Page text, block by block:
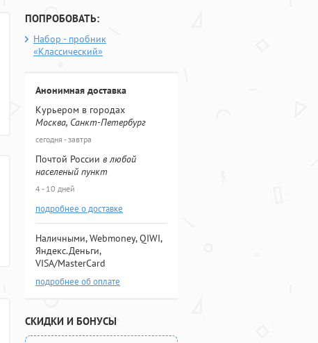
ПОПРОБОВАТЬ:
Набор - пробник
«Классический»
Анонимная доставка
Курьером в городах
Москва, Санкт-Петербург
сегодня - завтра
Почтой России в любой
населеный пункт
4 - 10 дней
подробнее о доставке
Наличными, Webmoney, QIWI,
Яндекс.Деньги,
VISA/MasterCard
подробнее об оплате
СКИДКИ И БОНУСЫ